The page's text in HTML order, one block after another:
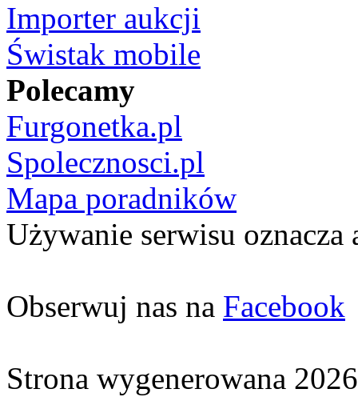
Importer aukcji
Świstak mobile
Polecamy
Furgonetka.pl
Spolecznosci.pl
Mapa poradników
Używanie serwisu oznacza
Obserwuj nas na Facebook
Strona wygenerowana